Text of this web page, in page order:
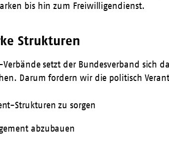
bis hin zum Freiwilligendienst.
Strukturen
setzt der Bundesverband sich
Darum fordern wir die politisch
Strukturen zu sorgen
abzubauen